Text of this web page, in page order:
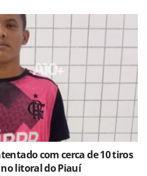
com cerca de 10 tiros
litoral do Piauí